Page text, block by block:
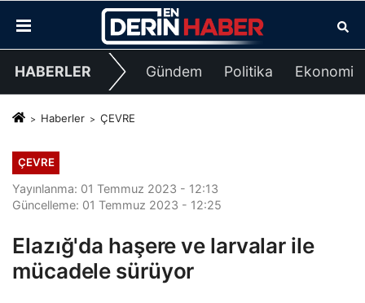
HABERLER Gündem Politika Ekonomi
Haberler ÇEVRE
ÇEVRE
Yayınlanma: 01 Temmuz 2023 - 12:13
Güncelleme: 01 Temmuz 2023 - 12:25
Elazığ'da haşere ve larvalar ile
mücadele sürüyor